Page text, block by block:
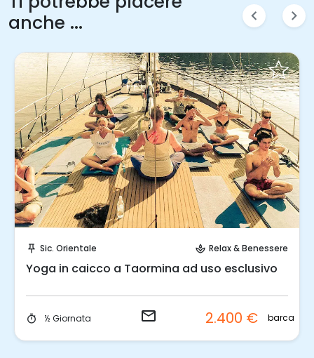
anche ...
chevron_left chevron_right
push_pin Sic. Orientale spa Relax & Benessere
Yoga in caicco a Taormina ad uso esclusivo
timer ½ Giornata email 2.400 € barca